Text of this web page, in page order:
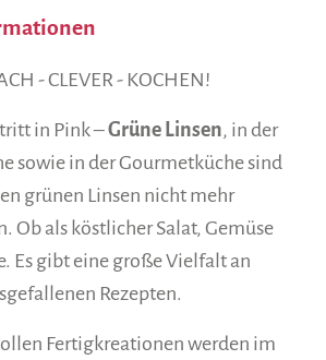
- CLEVER - KOCHEN!
in Pink –Grüne Linsen, in der
sowie in der Gourmetküche sind
grünen Linsen nicht mehr
Ob als köstlicher Salat, Gemüse
Es gibt eine große Vielfalt an
Rezepten.
Fertigkreationen werden im